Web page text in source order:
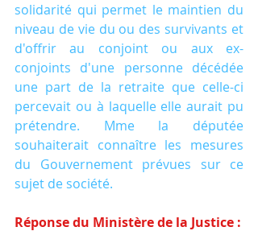
solidarité qui permet le maintien du
niveau de vie du ou des survivants et
d'offrir au conjoint ou aux ex-
conjoints d'une personne décédée
une part de la retraite que celle-ci
percevait ou à laquelle elle aurait pu
prétendre. Mme la députée
souhaiterait connaître les mesures
du Gouvernement prévues sur ce
sujet de société.
Réponse du Ministère de la Justice :